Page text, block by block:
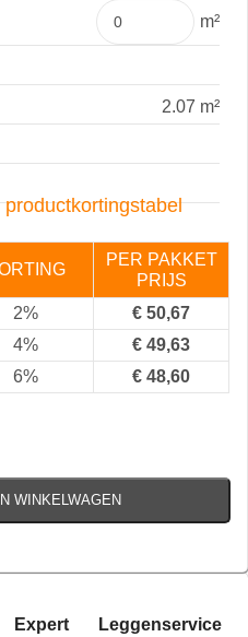
m²
2.07 m²
PER PAKKET
PRIJS
2% € 50,67
4% € 49,63
6% € 48,60
WINKELWAGEN
Expert
Leggenservice